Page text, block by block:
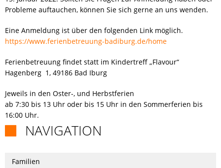
KARRIERE
KARRIERE
RUNDGANG
CHANCE
Probleme auftauchen, können Sie sich gerne an uns wenden.
Eine Anmeldung ist über den folgenden Link möglich.
https://www.ferienbetreuung-badiburg.de/home
Ferienbetreuung findet statt im Kindertreff „Flavour“
Hagenberg 1, 49186 Bad Iburg
Jeweils in den Oster-, und Herbstferien
ab 7:30 bis 13 Uhr oder bis 15 Uhr in den Sommerferien bis
16:00 Uhr.
NAVIGATION
Familien